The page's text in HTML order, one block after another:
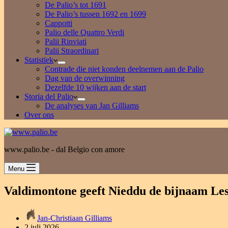
De Palio’s tot 1691
De Palio’s tussen 1692 en 1699
Cappotti
Palio delle Quattro Verdi
Palii Rinviati
Palii Straordinari
Statistiek
Contrade die niet konden deelnemen aan de Palio
Dag van de overwinning
Dezelfde 10 wijken aan de start
Storia del Palio
De analyses van Jan Gilliams
Over ons
www.palio.be - dal Belgio con amore
Menu
Valdimontone geeft Nieddu de bijnaam
Jan-Christiaan Gilliams